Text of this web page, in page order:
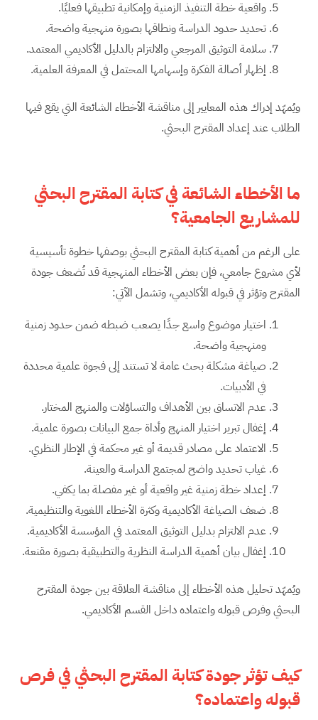
واقعية خطة التنفيذ الزمنية وإمكانية تطبيقها فعليًا.
تحديد حدود الدراسة ونطاقها بصورة منهجية واضحة.
سلامة التوثيق المرجعي والالتزام بالدليل الأكاديمي المعتمد.
إظهار أصالة الفكرة وإسهامها المحتمل في المعرفة العلمية.
ويُمهّد إدراك هذه المعايير إلى مناقشة الأخطاء الشائعة التي يقع فيها
الطلاب عند إعداد المقترح البحثي.
ما الأخطاء الشائعة في كتابة المقترح البحثي
للمشاريع الجامعية؟
على الرغم من أهمية كتابة المقترح البحثي بوصفها خطوة تأسيسية
لأي مشروع جامعي، فإن بعض الأخطاء المنهجية قد تُضعف جودة
المقترح وتؤثر في قبوله الأكاديمي، وتشمل الآتي:
اختيار موضوع واسع جدًا يصعب ضبطه ضمن حدود زمنية
ومنهجية واضحة.
صياغة مشكلة بحث عامة لا تستند إلى فجوة علمية محددة
في الأدبيات.
عدم الاتساق بين الأهداف والتساؤلات والمنهج المختار.
إغفال تبرير اختيار المنهج وأداة جمع البيانات بصورة علمية.
الاعتماد على مصادر قديمة أو غير محكمة في الإطار النظري.
غياب تحديد واضح لمجتمع الدراسة والعينة.
إعداد خطة زمنية غير واقعية أو غير مفصلة بما يكفي.
ضعف الصياغة الأكاديمية وكثرة الأخطاء اللغوية والتنظيمية.
عدم الالتزام بدليل التوثيق المعتمد في المؤسسة الأكاديمية.
إغفال بيان أهمية الدراسة النظرية والتطبيقية بصورة مقنعة.
ويُمهّد تحليل هذه الأخطاء إلى مناقشة العلاقة بين جودة المقترح
البحثي وفرص قبوله واعتماده داخل القسم الأكاديمي.
كيف تؤثر جودة كتابة المقترح البحثي في فرص
قبوله واعتماده؟